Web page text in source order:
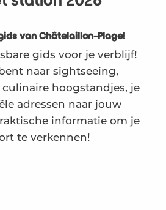
van Châtelaillon-Plage!
gids voor je verblijf!
naar sightseeing,
hoogstandjes, je
adressen naar jouw
informatie om je
te verkennen!